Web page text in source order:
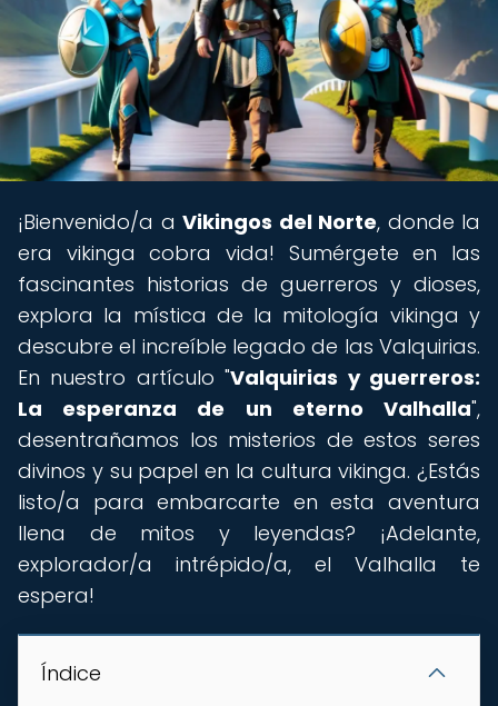
¡Bienvenido/a a Vikingos del Norte, donde la
era vikinga cobra vida! Sumérgete en las
fascinantes historias de guerreros y dioses,
explora la mística de la mitología vikinga y
descubre el increíble legado de las Valquirias.
En nuestro artículo "Valquirias y guerreros:
La esperanza de un eterno Valhalla",
desentrañamos los misterios de estos seres
divinos y su papel en la cultura vikinga. ¿Estás
listo/a para embarcarte en esta aventura
llena de mitos y leyendas? ¡Adelante,
explorador/a intrépido/a, el Valhalla te
espera!
Índice